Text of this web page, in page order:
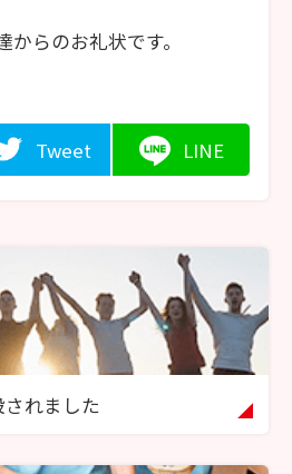
からのお礼状です。
Tweet LINE
れました